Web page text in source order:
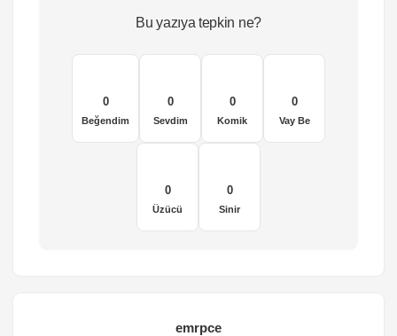
Bu yazıya tepkin ne?
0
Beğendim
0
Sevdim
0
Komik
0
Vay Be
0
Üzücü
0
Sinir
emrpce